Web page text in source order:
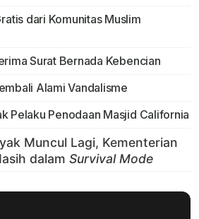
dari Komunitas Muslim
Surat Bernada Kebencian
Alami Vandalisme
Pelaku Penodaan Masjid California